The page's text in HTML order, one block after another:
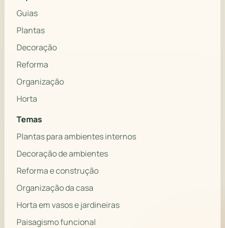
Guias
Plantas
Decoração
Reforma
Organização
Horta
Temas
Plantas para ambientes internos
Decoração de ambientes
Reforma e construção
Organização da casa
Horta em vasos e jardineiras
Paisagismo funcional